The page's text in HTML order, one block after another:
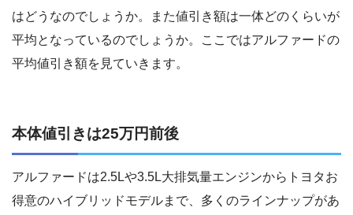
はどうなのでしょうか。また値引き額は一体どのくらいが
平均となっているのでしょうか。ここではアルファードの
平均値引き額を見ていきます。
本体値引きは25万円前後
アルファードは2.5Lや3.5L大排気量エンジンからトヨタお
得意のハイブリッドモデルまで、多くのラインナップがあ